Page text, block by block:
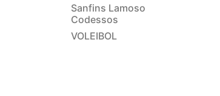
Sanfins Lamoso
Codessos
VOLEIBOL